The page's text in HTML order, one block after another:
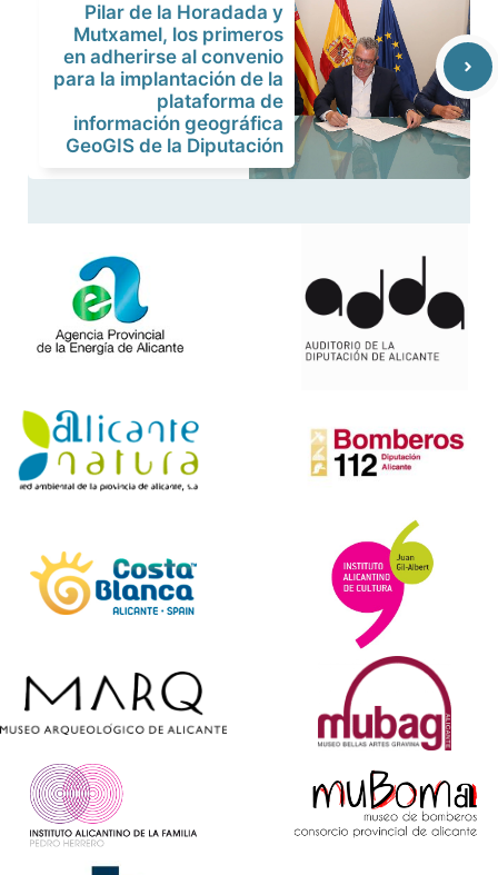
Pilar de la Horadada y
Mutxamel, los primeros
en adherirse al convenio
para la implantación de la
plataforma de
información geográfica
GeoGIS de la Diputación